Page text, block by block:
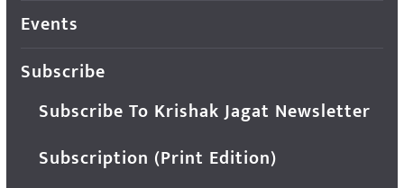
Events
Subscribe
Subscribe To Krishak Jagat Newsletter
Subscription (Print Edition)